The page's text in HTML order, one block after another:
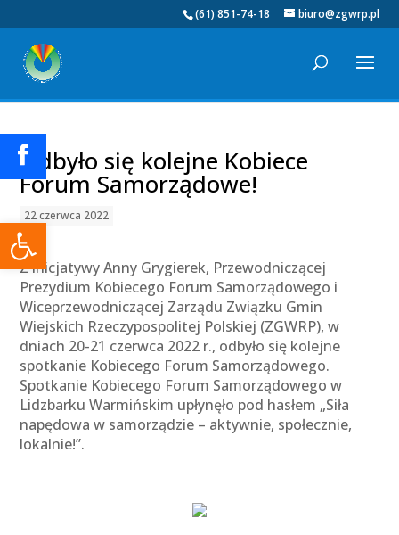
Otwórz pasek narzędzi
(61) 851-74-18 biuro@zgwrp.pl
Odbyło się kolejne Kobiece
Forum Samorządowe!
22 czerwca 2022
Z inicjatywy Anny Grygierek, Przewodniczącej
Prezydium Kobiecego Forum Samorządowego i
Wiceprzewodniczącej Zarządu Związku Gmin
Wiejskich Rzeczypospolitej Polskiej (ZGWRP), w
dniach 20-21 czerwca 2022 r., odbyło się kolejne
spotkanie Kobiecego Forum Samorządowego.
Spotkanie Kobiecego Forum Samorządowego w
Lidzbarku Warmińskim upłynęło pod hasłem „Siła
napędowa w samorządzie – aktywnie, społecznie,
lokalnie!”.